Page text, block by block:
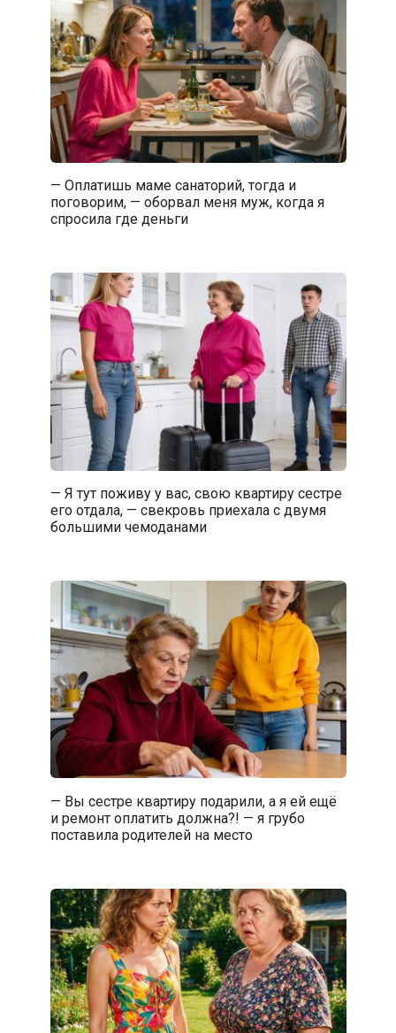
— Оплатишь маме санаторий, тогда и
поговорим, — оборвал меня муж, когда я
спросила где деньги
— Я тут поживу у вас, свою квартиру сестре
его отдала, — свекровь приехала с двумя
большими чемоданами
— Вы сестре квартиру подарили, а я ей ещё
и ремонт оплатить должна?! — я грубо
поставила родителей на место